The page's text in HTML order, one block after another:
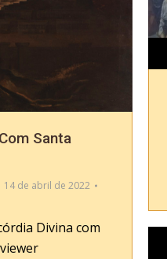
Santa
14 de abril de 2022
Divina com